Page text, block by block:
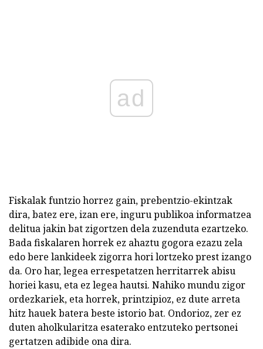
ad
Fiskalak funtzio horrez gain, prebentzio-ekintzak
dira, batez ere, izan ere, inguru publikoa informatzea
delitua jakin bat zigortzen dela zuzenduta ezartzeko.
Bada fiskalaren horrek ez ahaztu gogora ezazu zela
edo bere lankideek zigorra hori lortzeko prest izango
da. Oro har, legea errespetatzen herritarrek abisu
horiei kasu, eta ez legea hautsi. Nahiko mundu zigor
ordezkariek, eta horrek, printzipioz, ez dute arreta
hitz hauek batera beste istorio bat. Ondorioz, zer ez
duten aholkularitza esaterako entzuteko pertsonei
gertatzen adibide ona dira.